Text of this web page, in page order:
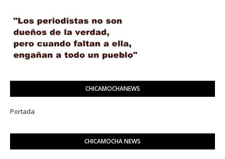
CHICAMOCHANEWS
Portada
CHICAMOCHA NEWS